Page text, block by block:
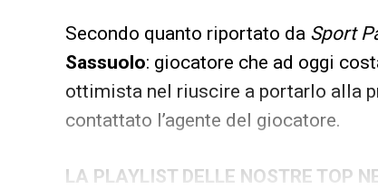
Secondo quanto riportato da Sport
Sassuolo: giocatore che ad oggi
ottimista nel riuscire a portarlo alla
contattato l’agente del giocatore.
LA PLAYLIST DELLE NOSTRE TOP